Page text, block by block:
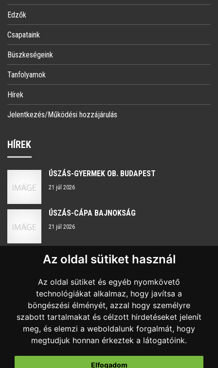
Az oldal sütiket használ
Az oldal sütiket és egyéb nyomkövető
technológiákat alkalmaz, hogy javítsa a
böngészési élményét, azzal hogy személyre
szabott tartalmakat és célzott hirdetéseket jelenít
meg, és elemzi a weboldalunk forgalmát, hogy
megtudjuk honnan érkeztek a látogatóink.
Elfogadom
Edzők
Csapataink
Büszkeségeink
Tanfolyamok
Hírek
Jelentkezés/Működési hozzájárulás
HÍREK
ÚSZÁS-GYERMEK OB. BUDAPEST
21 júl 2026
ÚSZÁS-CÁPA BAJNOKSÁG
21 júl 2026
KAPCSOLAT
Nyitvatartás: H-P 8:00 - 16:00
+36 20 959 7483
sportkozpont@szombathelysport.hu
9700 Szombathely, Sugár út 18.